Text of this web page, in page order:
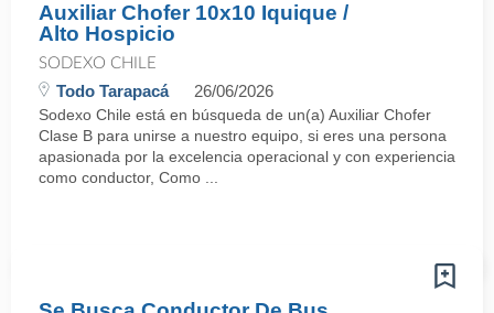
Auxiliar Chofer 10x10 Iquique /
Alto Hospicio
SODEXO CHILE
Todo Tarapacá 26/06/2026
Sodexo Chile está en búsqueda de un(a) Auxiliar Chofer
Clase B para unirse a nuestro equipo, si eres una persona
apasionada por la excelencia operacional y con experiencia
como conductor, Como ...